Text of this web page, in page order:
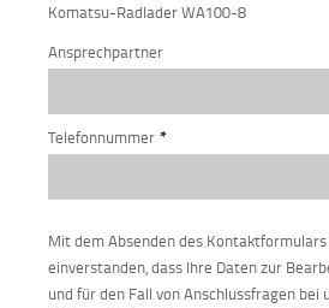
Komatsu-Radlader WA100-8
Ansprechpartner
Telefonnummer *
Mit dem Absenden des
einverstanden, dass Ihre Daten zur
und für den Fall von Anschlussfragen